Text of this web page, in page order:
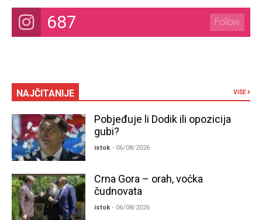
687 Follow
NAJČITANIJE VIŠE
Pobjeđuje li Dodik ili opozicija
gubi?
istok - 06/08/2026
Crna Gora – orah, voćka
čudnovata
istok - 06/08/2026